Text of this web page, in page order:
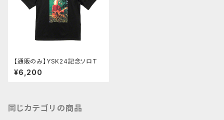
【通販のみ】YSK24記念ソロT
¥6,200
同じカテゴリの商品